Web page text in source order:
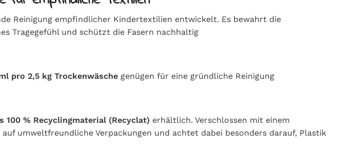
Reinigung empfindlicher Kindertextilien entwickelt. Es bewahrt die
Tragegefühl und schützt die Fasern nachhaltig
pro 2,5 kg Trockenwäsche genügen für eine gründliche Reinigung
100 % Recyclingmaterial (Recyclat) erhältlich. Verschlossen mit einem
umweltfreundliche Verpackungen und achtet dabei besonders darauf, Plastik